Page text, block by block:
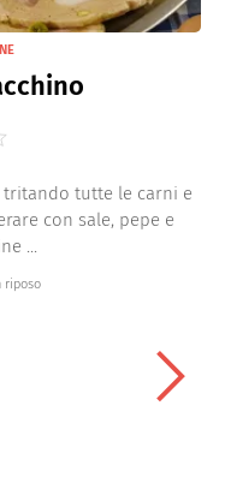
tutte le carni e
con sale, pepe e
...
riposo